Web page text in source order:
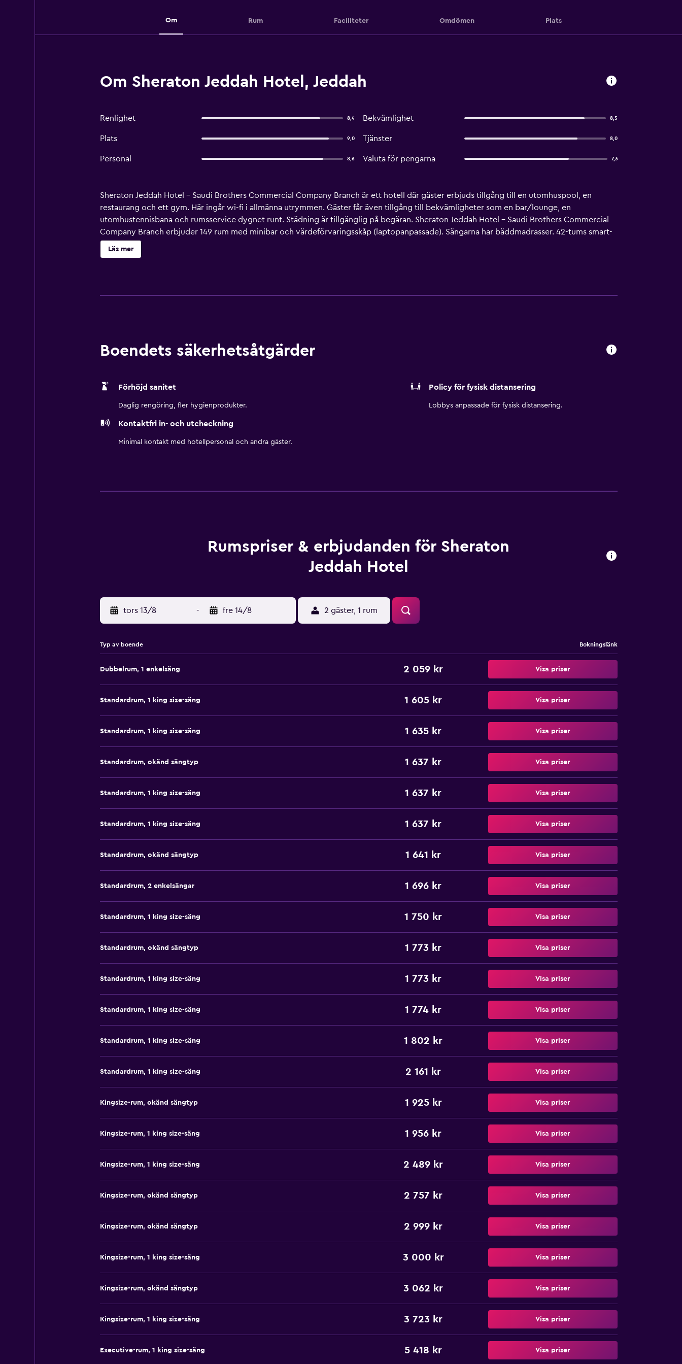
Om Rum Faciliteter Omdömen Plats
Om Sheraton Jeddah Hotel, Jeddah
Renlighet 8,4 Bekvämlighet 8,5
Plats 9,0 Tjänster 8,0
Personal 8,6 Valuta för pengarna 7,3
Sheraton Jeddah Hotel - Saudi Brothers Commercial Company Branch är ett hotell där gäster erbjuds tillgång till en utomhuspool, en
restaurang och ett gym. Här ingår wi-fi i allmänna utrymmen. Gäster får även tillgång till bekvämligheter som en bar/lounge, en
utomhustennisbana och rumsservice dygnet runt. Städning är tillgänglig på begäran. Sheraton Jeddah Hotel - Saudi Brothers Commercial
Company Branch erbjuder 149 rum med minibar och värdeförvaringsskåp (laptopanpassade). Sängarna har bäddmadrasser. 42-tums smart-
tv med kabelpremiumkanaler. Kylskåp och kaffe- och tebryggare finns på rummet. Badrummen har badkar/dusch, badrockar, tofflor och
bidéer. Detta hotell i Jedda erbjuder wi-fi mot en tilläggsavgift. Boendet tillhandahåller skrivbord och telefon; gratis lokalsamtal ingår
Läs mer
Boendets säkerhetsåtgärder
Förhöjd sanitet
Daglig rengöring, fler hygienprodukter.
Policy för fysisk distansering
Lobbys anpassade för fysisk distansering.
Kontaktfri in- och utcheckning
Minimal kontakt med hotellpersonal och andra gäster.
Rumspriser & erbjudanden för Sheraton
Jeddah Hotel
tors 13/8 - fre 14/8 2 gäster, 1 rum
Typ av boende Bokningslänk
Dubbelrum, 1 enkelsäng 2 059 kr Visa priser
Standardrum, 1 king size-säng 1 605 kr Visa priser
Standardrum, 1 king size-säng 1 635 kr Visa priser
Standardrum, okänd sängtyp 1 637 kr Visa priser
Standardrum, 1 king size-säng 1 637 kr Visa priser
Standardrum, 1 king size-säng 1 637 kr Visa priser
Standardrum, okänd sängtyp 1 641 kr Visa priser
Standardrum, 2 enkelsängar 1 696 kr Visa priser
Standardrum, 1 king size-säng 1 750 kr Visa priser
Standardrum, okänd sängtyp 1 773 kr Visa priser
Standardrum, 1 king size-säng 1 773 kr Visa priser
Standardrum, 1 king size-säng 1 774 kr Visa priser
Standardrum, 1 king size-säng 1 802 kr Visa priser
Standardrum, 1 king size-säng 2 161 kr Visa priser
Kingsize-rum, okänd sängtyp 1 925 kr Visa priser
Kingsize-rum, 1 king size-säng 1 956 kr Visa priser
Kingsize-rum, 1 king size-säng 2 489 kr Visa priser
Kingsize-rum, okänd sängtyp 2 757 kr Visa priser
Kingsize-rum, okänd sängtyp 2 999 kr Visa priser
Kingsize-rum, 1 king size-säng 3 000 kr Visa priser
Kingsize-rum, okänd sängtyp 3 062 kr Visa priser
Kingsize-rum, 1 king size-säng 3 723 kr Visa priser
Executive-rum, 1 king size-säng 5 418 kr Visa priser